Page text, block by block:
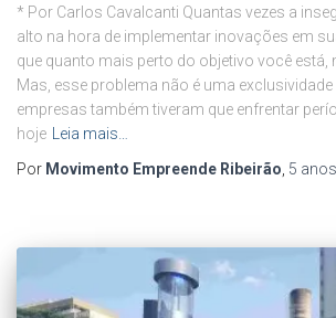
* Por Carlos Cavalcanti Quantas vezes a
alto na hora de implementar inovações em
que quanto mais perto do objetivo você está,
Mas, esse problema não é uma exclusividade
empresas também tiveram que enfrentar
hoje
Leia mais…
Por Movimento Empreende Ribeirão 5 anos